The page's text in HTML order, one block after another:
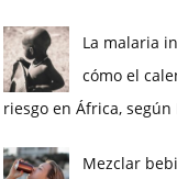
La malaria
cómo el
riesgo en África,
Mezclar